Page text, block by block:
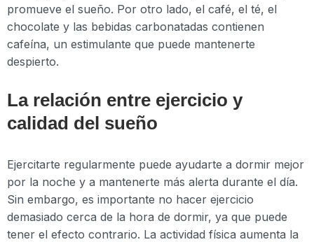
promueve el sueño. Por otro lado, el café, el té, el
chocolate y las bebidas carbonatadas contienen
cafeína, un estimulante que puede mantenerte
despierto.
La relación entre ejercicio y
calidad del sueño
Ejercitarte regularmente puede ayudarte a dormir mejor
por la noche y a mantenerte más alerta durante el día.
Sin embargo, es importante no hacer ejercicio
demasiado cerca de la hora de dormir, ya que puede
tener el efecto contrario. La actividad física aumenta la